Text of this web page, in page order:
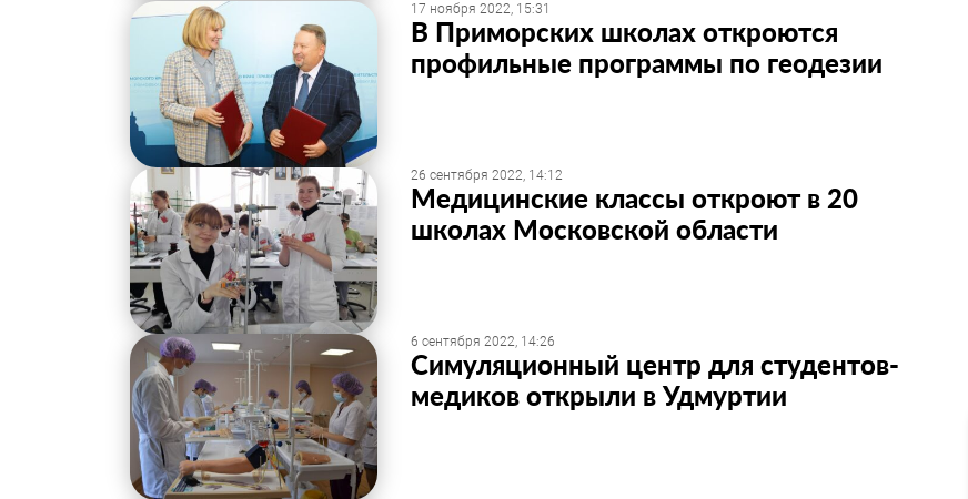
17 ноября 2022, 15:31
В Приморских школах откроются
профильные программы по геодезии
26 сентября 2022, 14:12
Медицинские классы откроют в 20
школах Московской области
6 сентября 2022, 14:26
Симуляционный центр для студентов-
медиков открыли в Удмуртии